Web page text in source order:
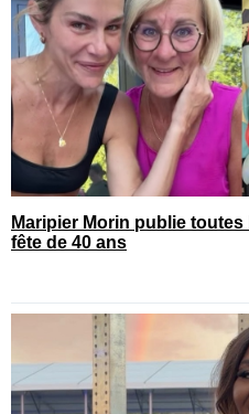
Maripier Morin publie
fête de 40 ans